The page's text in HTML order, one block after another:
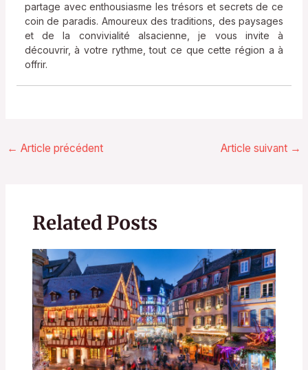
partage avec enthousiasme les trésors et secrets de ce
coin de paradis. Amoureux des traditions, des paysages
et de la convivialité alsacienne, je vous invite à
découvrir, à votre rythme, tout ce que cette région a à
offrir.
← Article précédent Article suivant →
Related Posts